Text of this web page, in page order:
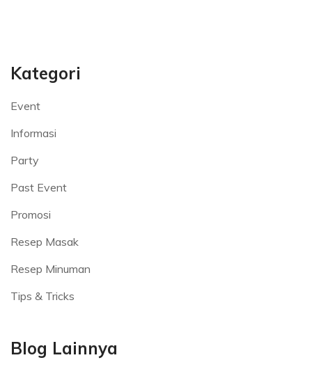
Kategori
Event
Informasi
Party
Past Event
Promosi
Resep Masak
Resep Minuman
Tips & Tricks
Blog Lainnya